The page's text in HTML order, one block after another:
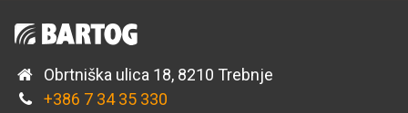
Obrtniška ulica 18, 8210 Trebnje
+386 7 34 35 330